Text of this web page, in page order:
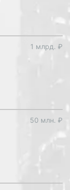
1 млрд. ₽
50 млн. ₽